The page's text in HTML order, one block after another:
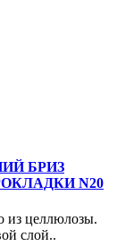
БРИЗ
N20
из целлюлозы.
слой..